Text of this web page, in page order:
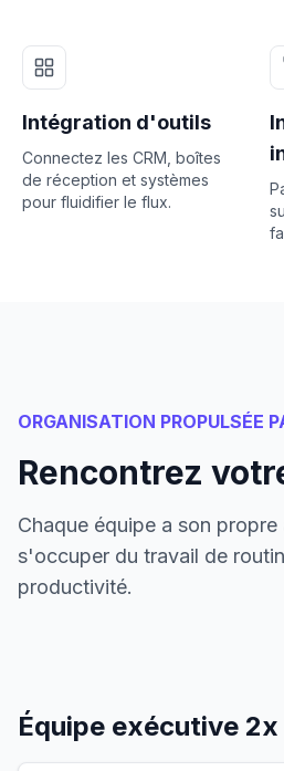
Intégration d'outils
Connectez les CRM, boîtes
de réception et systèmes
pour fluidifier le flux.
ORGANISATION PROPULSÉE
Rencontrez
Chaque équipe a son
s'occuper du travail de
productivité.
Équipe exécutive 2x